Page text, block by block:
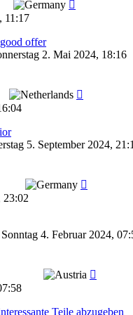
11:17
offer
2. Mai 2024, 18:16
5. September 2024,
23:02
Sonntag 4. Februar 2024,
Teile abzugeben